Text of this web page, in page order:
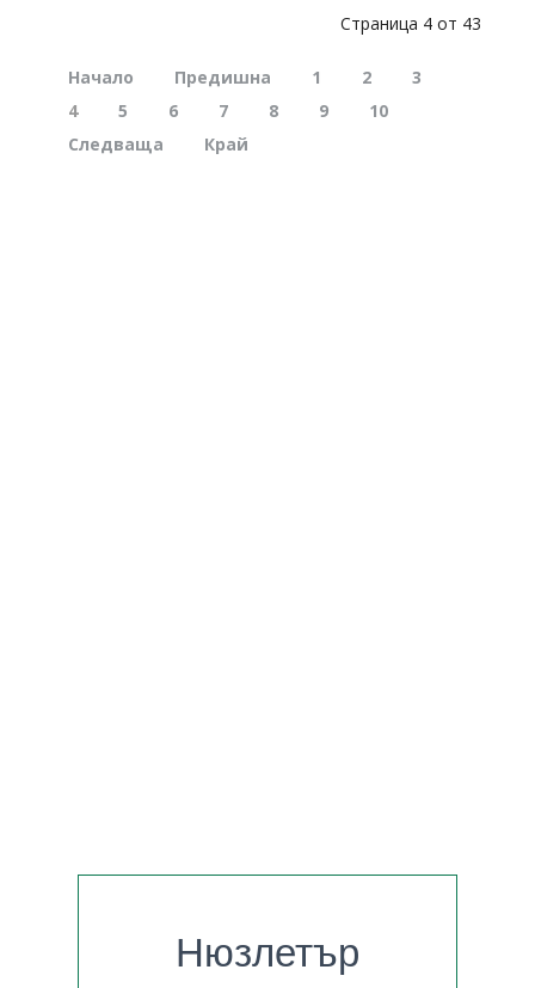
Страница 4 от 43
Начало Предишна 1 2
3
4
5 6 7 8 9
10
Следваща
Край